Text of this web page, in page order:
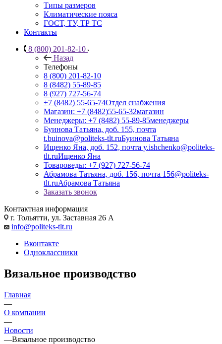
Типы размеров
Климатические пояса
ГОСТ, ТУ, ТР ТС
Контакты
8 (800) 201-82-10
Назад
Телефоны
8 (800) 201-82-10
8 (8482) 55-89-85
8 (927) 727-56-74
+7 (8482) 55-65-74Отдел снабжения
Магазин: +7 (8482)55-65-32магазин
Менеджеры: +7 (8482) 55-89-85менеджеры
Буинова Татьяна, доб. 155, почта
t.buinova@politeks-tlt.ruБуинова Татьяна
Ищенко Яна, доб. 152, почта y.ishchenko@politeks-
tlt.ruИщенко Яна
Товароведы: +7 (927) 727-56-74
Абрамова Татьяна, доб. 156, почта 156@politeks-
tlt.ruАбрамова Татьяна
Заказать звонок
Контактная информация
г. Тольятти, ул. Заставная 26 А
info@politeks-tlt.ru
Вконтакте
Одноклассники
Вязальное производство
Главная
—
О компании
—
Новости
—Вязальное производство